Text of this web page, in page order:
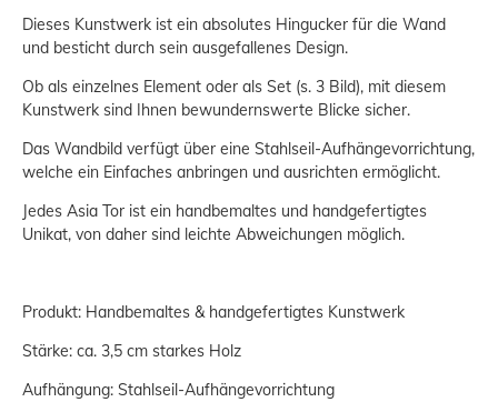
Dieses Kunstwerk ist ein absolutes Hingucker für die Wand
und besticht durch sein ausgefallenes Design.
Ob als einzelnes Element oder als Set (s. 3 Bild), mit diesem
Kunstwerk sind Ihnen bewundernswerte Blicke sicher.
Das Wandbild verfügt über eine Stahlseil-Aufhängevorrichtung,
welche ein Einfaches anbringen und ausrichten ermöglicht.
Jedes Asia Tor ist ein handbemaltes und handgefertigtes
Unikat, von daher sind leichte Abweichungen möglich.
Produkt: Handbemaltes & handgefertigtes Kunstwerk
Stärke: ca. 3,5 cm starkes Holz
Aufhängung: Stahlseil-Aufhängevorrichtung